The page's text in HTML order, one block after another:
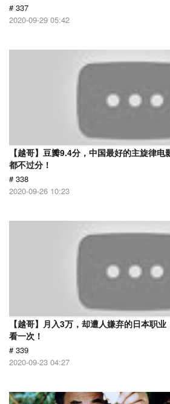
# 337
2020-09-29 05:42
【越哥】豆瓣9.4分，中国最好的主旋律
都不过分！
# 338
2020-09-26 10:23
【越哥】月入3万，却遭人嫌弃的日本职
看一次！
# 339
2020-09-23 04:27